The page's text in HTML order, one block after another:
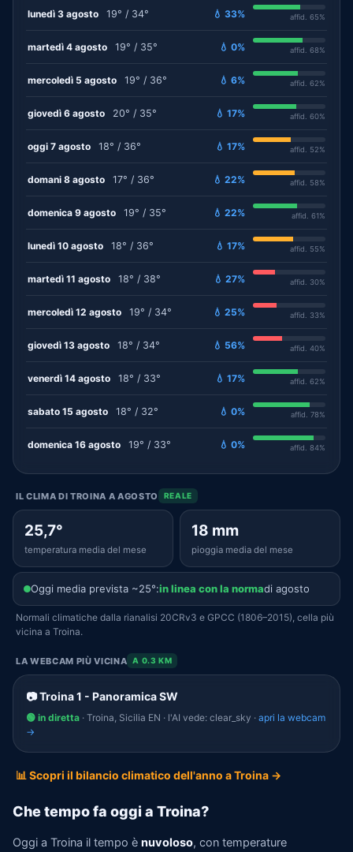
lunedì 3 agosto 19° / 34° 💧 33% affid. 65%
martedì 4 agosto 19° / 35° 💧 0% affid. 68%
mercoledì 5 agosto 19° / 36° 💧 6% affid. 62%
giovedì 6 agosto 20° / 35° 💧 17% affid. 60%
oggi 7 agosto 18° / 36° 💧 17% affid. 52%
domani 8 agosto 17° / 36° 💧 22% affid. 58%
domenica 9 agosto 19° / 35° 💧 22% affid. 61%
lunedì 10 agosto 18° / 36° 💧 17% affid. 55%
martedì 11 agosto 18° / 38° 💧 27% affid. 30%
mercoledì 12 agosto 19° / 34° 💧 25% affid. 33%
giovedì 13 agosto 18° / 34° 💧 56% affid. 40%
venerdì 14 agosto 18° / 33° 💧 17% affid. 62%
sabato 15 agosto 18° / 32° 💧 0% affid. 78%
domenica 16 agosto 19° / 33° 💧 0% affid. 84%
IL CLIMA DI TROINA A AGOSTO REALE
25,7°
temperatura media del mese
18 mm
pioggia media del mese
Oggi media prevista ~25°:in linea con la normadi agosto
Normali climatiche dalla rianalisi 20CRv3 e GPCC (1806–2015), cella più
vicina a Troina.
LA WEBCAM PIÙ VICINA A 0.3 KM
📷 Troina 1 - Panoramica SW
🟢 in diretta · Troina, Sicilia EN · l'AI vede: clear_sky · apri la webcam
→
📊 Scopri il bilancio climatico dell'anno a Troina →
Che tempo fa oggi a Troina?
Oggi a Troina il tempo è nuvoloso, con temperature